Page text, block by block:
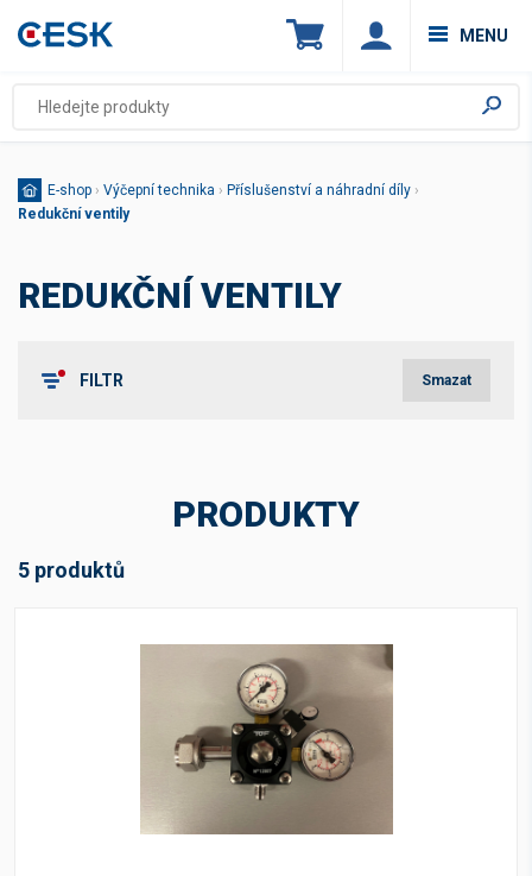
MENU
E-shop › Výčepní technika › Příslušenství a náhradní díly ›
Redukční ventily
REDUKČNÍ VENTILY
FILTR Smazat
PRODUKTY
5 produktů